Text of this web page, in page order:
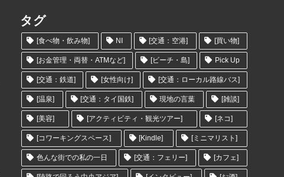
タグ
[食べ物・飲み物] NI [交通：空港] [買い物]
[お金管理・両替・ATMなど] [ビーチ・島] Pick Up
[交通：鉄道] [女性向け] [交通：ローカル路線バス]
[温泉] [交通：タイ国鉄] 現地の言葉 [雑談]
[美容] [アクティビティ・観光ツアー] [ネコ]
[コワーキングスペース] [Kindle] [ミニマリスト]
色んな街での私の一日 [交通：フェリー] [カフェ]